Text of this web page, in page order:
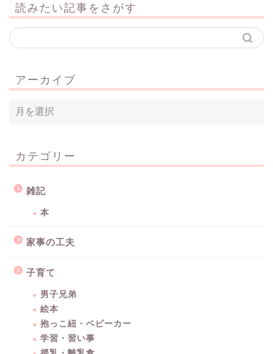
読みたい記事をさがす
アーカイブ
カテゴリー
雑記
本
家事の工夫
子育て
男子兄弟
絵本
抱っこ紐・ベビーカー
学習・習い事